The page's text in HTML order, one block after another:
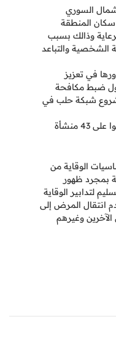
كوفيد19 في الشمال السوري
المنطقة
وذالك بسبب
الشخصية والتباعد
في تعزيز
ضبط مكافحة
شبكة حلب في
بلغ عدد المتدربين 43 متدربا توزعوا على 43 منشأة
الوقاية من
بمجرد ظهور
لتدابير الوقاية
انتقال المرض إلى
وغيرهم